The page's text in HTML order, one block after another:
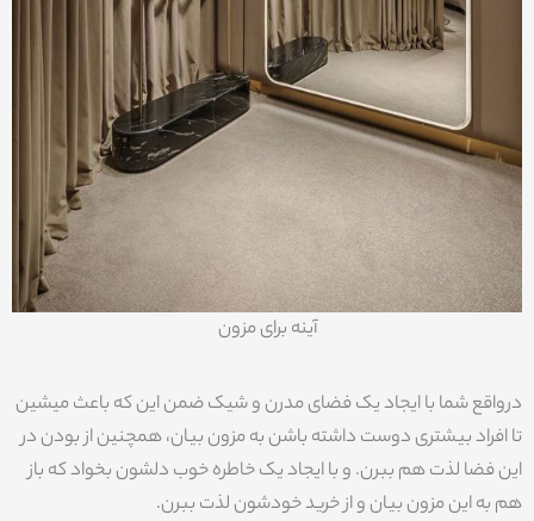
آینه برای مزون
درواقع شما با ایجاد یک فضای مدرن و شیک ضمن این که باعث میشین
تا افراد بیشتری دوست داشته باشن به مزون بیان، همچنین از بودن در
این فضا لذت هم ببرن. و با ایجاد یک خاطره خوب دلشون بخواد که باز
هم به این مزون بیان و از خرید خودشون لذت ببرن.